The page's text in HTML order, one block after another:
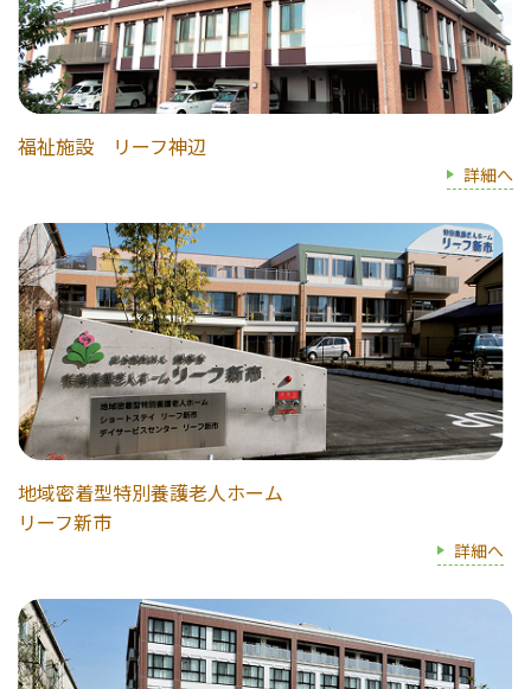
福祉施設 リーフ神辺
詳細へ
地域密着型特別養護老人ホーム
リーフ新市
詳細へ